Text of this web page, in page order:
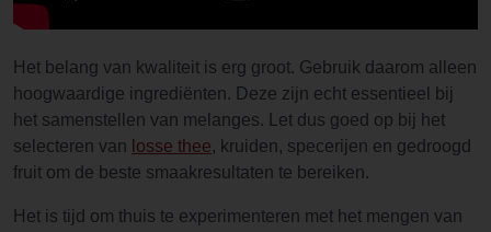
Het belang van kwaliteit is erg groot. Gebruik daarom alleen
hoogwaardige ingrediënten. Deze zijn echt essentieel bij
het samenstellen van melanges. Let dus goed op bij het
selecteren van losse thee, kruiden, specerijen en gedroogd
fruit om de beste smaakresultaten te bereiken.
Het is tijd om thuis te experimenteren met het mengen van